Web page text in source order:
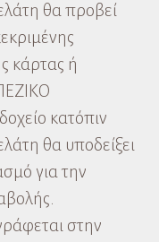
θα προβεί
κάρτας ή
κατόπιν
θα υποδείξει
για την
στην